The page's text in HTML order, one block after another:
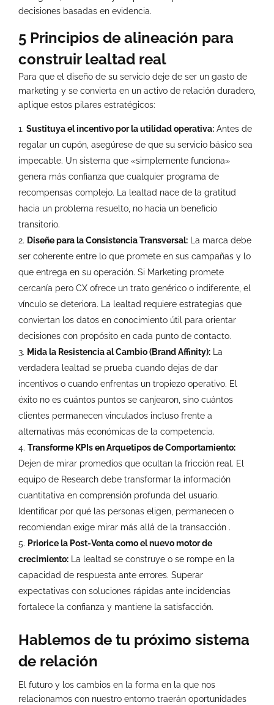
decisiones basadas en evidencia.
5 Principios de alineación para
construir lealtad real
Para que el diseño de su servicio deje de ser un gasto de
marketing y se convierta en un activo de relación duradero,
aplique estos pilares estratégicos:
Sustituya el incentivo por la utilidad operativa:Antes de
regalar un cupón, asegúrese de que su servicio básico sea
impecable. Un sistema que «simplemente funciona»
genera más confianza que cualquier programa de
recompensas complejo. La lealtad nace de la gratitud
hacia un problema resuelto, no hacia un beneficio
transitorio.
Diseñe para la Consistencia Transversal:La marca debe
ser coherente entre lo que promete en sus campañas y lo
que entrega en su operación. Si Marketing promete
cercanía pero CX ofrece un trato genérico o indiferente, el
vínculo se deteriora. La lealtad requiere estrategias que
conviertan los datos en conocimiento útil para orientar
decisiones con propósito en cada punto de contacto.
Mida la Resistencia al Cambio (Brand Affinity):La
verdadera lealtad se prueba cuando dejas de dar
incentivos o cuando enfrentas un tropiezo operativo. El
éxito no es cuántos puntos se canjearon, sino cuántos
clientes permanecen vinculados incluso frente a
alternativas más económicas de la competencia.
Transforme KPIs en Arquetipos de Comportamiento:
Dejen de mirar promedios que ocultan la fricción real. El
equipo de Research debe transformar la información
cuantitativa en comprensión profunda del usuario.
Identificar por qué las personas eligen, permanecen o
recomiendan exige mirar más allá de la transacción .
Priorice la Post-Venta como el nuevo motor de
crecimiento:La lealtad se construye o se rompe en la
capacidad de respuesta ante errores. Superar
expectativas con soluciones rápidas ante incidencias
fortalece la confianza y mantiene la satisfacción.
Hablemos de tu próximo sistema
de relación
El futuro y los cambios en la forma en la que nos
relacionamos con nuestro entorno traerán oportunidades